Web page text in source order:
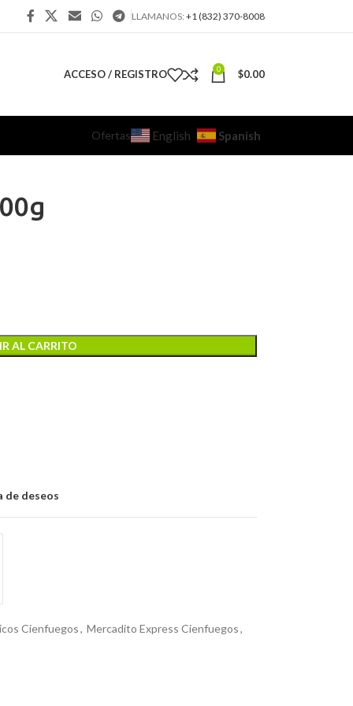
LLAMANOS: +1 (832) 370-8008
ACCESO / REGISTRO 0 $0.00
Ofertas English Spanish
AL CARRITO
de deseos
Cienfuegos, Mercadito Express Cienfuegos,